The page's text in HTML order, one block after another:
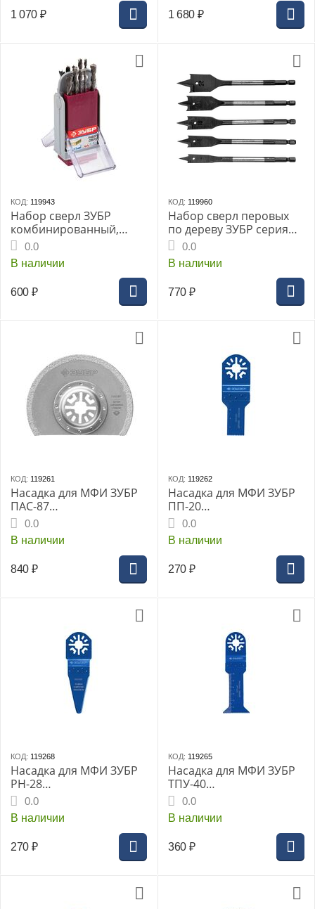
1 070 ₽ 1 680 ₽
КОД: 119943
Набор сверл ЗУБР
комбинированный,
10шт, в боксе по
металлу:4-5-6-8мм,
дереву:4-6-8мм,
кирпичу:4-6-8мм, (4-
29704-H10-SB)
0.0
В наличии
600 ₽
КОД: 119960
Набор сверл перовых
по дереву ЗУБР серия
«МАСТЕР»,
5шт:12,16,18,20,25мм,
152мм, HEX1/4", (29505-
0.0
В наличии
770 ₽
КОД: 119261
Насадка для МФИ ЗУБР
ПАС-87
«ПРОФЕССИОНАЛ», d-
87мм, сегментная,
пильная насадка c
алмазным напылением,
OIS (15564-87)
0.0
В наличии
840 ₽
КОД: 119262
Насадка для МФИ ЗУБР
ПП-20
«ПРОФЕССИОНАЛ»,
20x40мм, (У8А), прямая
пильная насадка по
дереву, пластику, OIS
(15565-20)
0.0
В наличии
270 ₽
КОД: 119268
Насадка для МФИ ЗУБР
РН-28
«ПРОФЕССИОНАЛ»,
28x50мм, (У8А),
удлинённая, резак-
насадка, OIS (15569-28)
0.0
В наличии
270 ₽
КОД: 119265
Насадка для МФИ ЗУБР
ТПУ-40
«ПРОФЕССИОНАЛ»,
40x68мм, (У8А), Т-
образная пильная
удлиненная насадка по
дереву, пластику, OIS
0.0
В наличии
360 ₽